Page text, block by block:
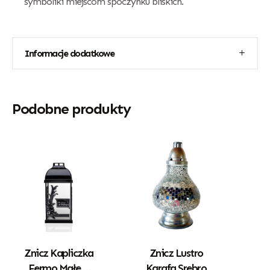
Informacje dodatkowe
Podobne produkty
Znicz Kapliczka
Znicz Lustro